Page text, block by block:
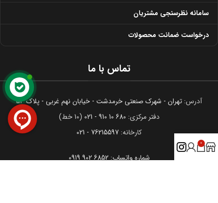
سامانه نظرسنجی مشتریان
درخواست ضمانت محصولات
تماس با ما
آدرس: تهران - شهرک صنعتی خرمدشت - خیابان نهم غربی - پلاک 53
دفتر مرکزی: 680 10 910 - 021
(10 خط)
کارخانه: 76215597 - 021
شماره واتساپ: 6852 902 0919
0